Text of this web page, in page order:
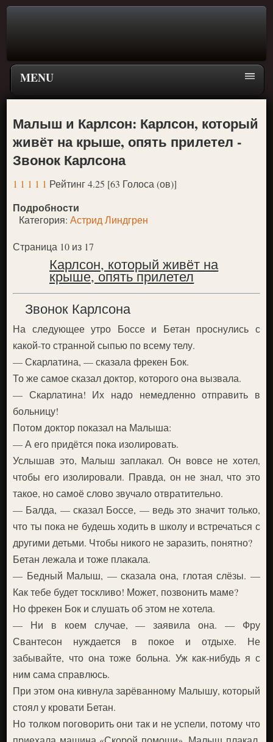
MENU
Главная страница
Поиск
ПЕРЕЙТИ К ГЛАВНОМУ МЕНЮ СКАЗОК
Малыш и Карлсон: Карлсон, который
живёт на крыше, опять прилетел -
Звонок Карлсона
1 1 1 1 1 Рейтинг 4.25 [63 Голоса (ов)]
Подробности
Категория:Астрид Линдгрен
Страница 10 из 17
Карлсон, который живёт на
крыше, опять прилетел
Звонок Карлсона
На следующее утро Боссе и Бетан проснулись с
какой-то странной сыпью по всему телу.
— Скарлатина, — сказала фрекен Бок.
То же самое сказал доктор, которого она вызвала.
— Скарлатина! Их надо немедленно отправить в
больницу!
Потом доктор показал на Малыша:
— А его придётся пока изолировать.
Услышав это, Малыш заплакал. Он вовсе не хотел,
чтобы его изолировали. Правда, он не знал, что это
такое, но самоё слово звучало отвратительно.
— Балда, — сказал Боссе, — ведь это значит только,
что ты пока не будешь ходить в школу и встречаться с
другими детьми. Чтобы никого не заразить, понятно?
Бетан лежала и тоже плакала.
— Бедный Малыш, — сказала она, глотая слёзы. —
Как тебе будет тоскливо! Может, позвонить маме?
Но фрекен Бок и слушать об этом не хотела.
— Ни в коем случае, — заявила она. — Фру
Свантесон нуждается в покое и отдыхе. Не
забывайте, что она тоже больна. Уж как-нибудь я с
ним сама справлюсь.
При этом она кивнула зарёванному Малышу, который
стоял у кровати Бетан.
Но толком поговорить они так и не успели, потому что